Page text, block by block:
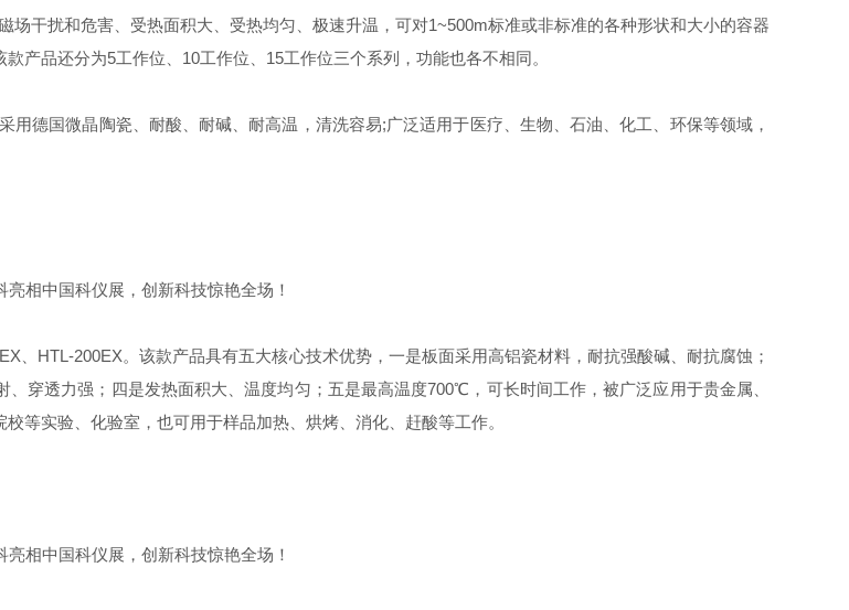
扰和危害、受热面积大、受热均匀、极速升温，可对1~500m标准或非标准的各种形状和大小的容器
产品还分为5工作位、10工作位、15工作位三个系列，功能也各不相同。
国微晶陶瓷、耐酸、耐碱、耐高温，清洗容易;广泛适用于医疗、生物、石油、化工、环保等领域，
HTL-200EX。该款产品具有五大核心技术优势，一是板面采用高铝瓷材料，耐抗强酸碱、耐抗腐蚀；
穿透力强；四是发热面积大、温度均匀；五是最高温度700℃，可长时间工作，被广泛应用于贵金属、
等实验、化验室，也可用于样品加热、烘烤、消化、赶酸等工作。